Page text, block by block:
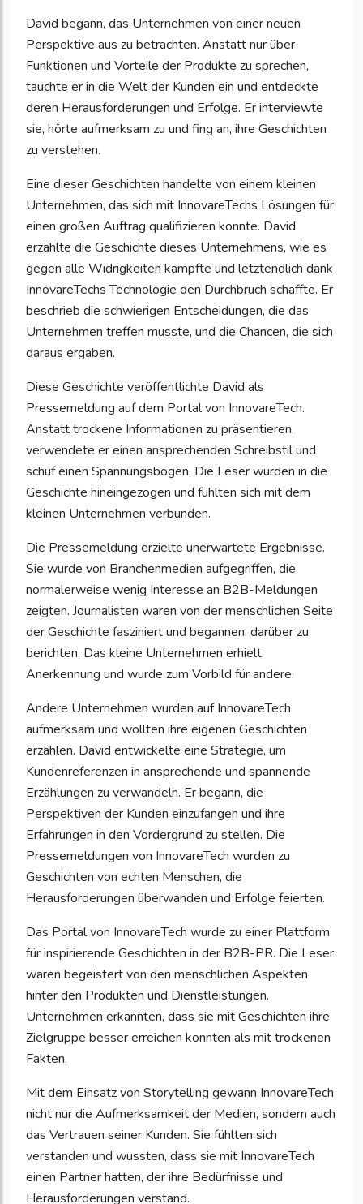
David begann, das Unternehmen von einer neuen
Perspektive aus zu betrachten. Anstatt nur über
Funktionen und Vorteile der Produkte zu sprechen,
tauchte er in die Welt der Kunden ein und entdeckte
deren Herausforderungen und Erfolge. Er interviewte
sie, hörte aufmerksam zu und fing an, ihre Geschichten
zu verstehen.
Eine dieser Geschichten handelte von einem kleinen
Unternehmen, das sich mit InnovareTechs Lösungen für
einen großen Auftrag qualifizieren konnte. David
erzählte die Geschichte dieses Unternehmens, wie es
gegen alle Widrigkeiten kämpfte und letztendlich dank
InnovareTechs Technologie den Durchbruch schaffte. Er
beschrieb die schwierigen Entscheidungen, die das
Unternehmen treffen musste, und die Chancen, die sich
daraus ergaben.
Diese Geschichte veröffentlichte David als
Pressemeldung auf dem Portal von InnovareTech.
Anstatt trockene Informationen zu präsentieren,
verwendete er einen ansprechenden Schreibstil und
schuf einen Spannungsbogen. Die Leser wurden in die
Geschichte hineingezogen und fühlten sich mit dem
kleinen Unternehmen verbunden.
Die Pressemeldung erzielte unerwartete Ergebnisse.
Sie wurde von Branchenmedien aufgegriffen, die
normalerweise wenig Interesse an B2B-Meldungen
zeigten. Journalisten waren von der menschlichen Seite
der Geschichte fasziniert und begannen, darüber zu
berichten. Das kleine Unternehmen erhielt
Anerkennung und wurde zum Vorbild für andere.
Andere Unternehmen wurden auf InnovareTech
aufmerksam und wollten ihre eigenen Geschichten
erzählen. David entwickelte eine Strategie, um
Kundenreferenzen in ansprechende und spannende
Erzählungen zu verwandeln. Er begann, die
Perspektiven der Kunden einzufangen und ihre
Erfahrungen in den Vordergrund zu stellen. Die
Pressemeldungen von InnovareTech wurden zu
Geschichten von echten Menschen, die
Herausforderungen überwanden und Erfolge feierten.
Das Portal von InnovareTech wurde zu einer Plattform
für inspirierende Geschichten in der B2B-PR. Die Leser
waren begeistert von den menschlichen Aspekten
hinter den Produkten und Dienstleistungen.
Unternehmen erkannten, dass sie mit Geschichten ihre
Zielgruppe besser erreichen konnten als mit trockenen
Fakten.
Mit dem Einsatz von Storytelling gewann InnovareTech
nicht nur die Aufmerksamkeit der Medien, sondern auch
das Vertrauen seiner Kunden. Sie fühlten sich
verstanden und wussten, dass sie mit InnovareTech
einen Partner hatten, der ihre Bedürfnisse und
Herausforderungen verstand.